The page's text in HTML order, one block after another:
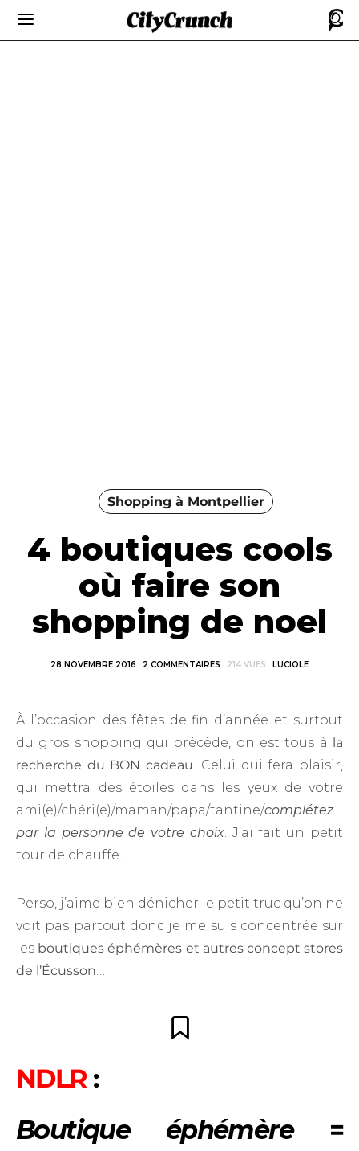
Shopping à Montpellier
4 boutiques cools
où faire son
shopping de noel
28 NOVEMBRE 2016 2 COMMENTAIRES 214 VUES LUCIOLE
À l’occasion des fêtes de fin d’année et surtout
du gros shopping qui précède, on est tous à la
recherche du BON cadeau. Celui qui fera plaisir,
qui mettra des étoiles dans les yeux de votre
ami(e)/chéri(e)/maman/papa/tantine/complétez
par la personne de votre choix. J’ai fait un petit
tour de chauffe…
Perso, j’aime bien dénicher le petit truc qu’on ne
voit pas partout donc je me suis concentrée sur
les boutiques éphémères et autres concept stores
de l’Écusson…
NDLR :
Boutique éphémère=